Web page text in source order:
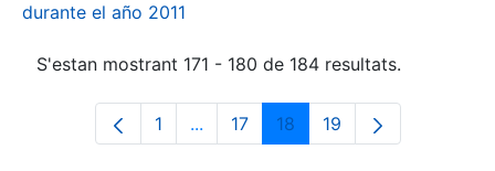
durante el año 2011
S'estan mostrant 171 - 180 de 184 resultats.
Pàgina
1 ...Pàgines intermèdies Utilitzeu TAB
Pàgina
17 Pàgina
18 Pàgina
19